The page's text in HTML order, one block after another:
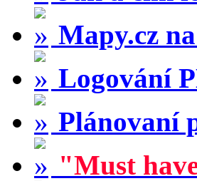
Mapy.cz
Logování
Plánovaní
"Must